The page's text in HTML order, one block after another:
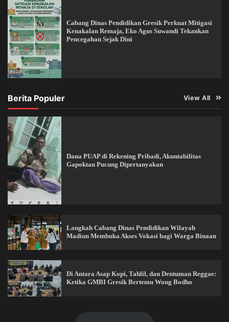
Cabang Dinas Pendidikan Gresik Perkuat Mitigasi
Kenakalan Remaja, Eko Agus Suwandi Tekankan
Pencegahan Sejak Dini
Berita Populer View All
Dana PUAP di Rekening Pribadi, Akuntabilitas
Gapoktan Pucung Dipertanyakan
Langkah Cabang Dinas Pendidikan Wilayah
Madiun Membuka Akses Vokasi bagi Warga Binaan
Di Antara Asap Kopi, Tahlil, dan Dentuman Reggae:
Ketika GMBI Gresik Bertemu Wong Bodho